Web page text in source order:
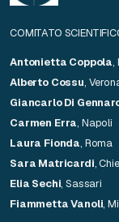
COMITATO
Antonietta Coppola,
Alberto Cossu,
Giancarlo Di
Carmen Erra, Napoli
Laura Fionda, Roma
Sara Matricardi,
Elia Sechi, Sassari
Fiammetta Vanoli,